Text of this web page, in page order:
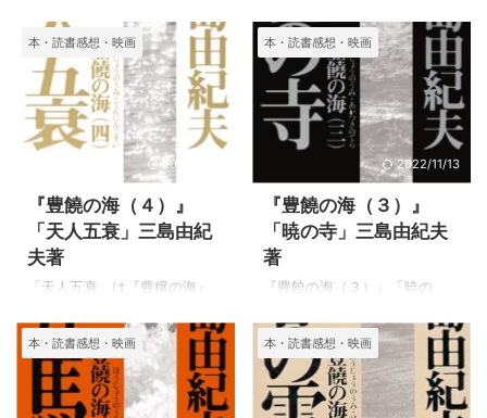
入れて、私たちに感動を与え
てくれるのですから、村上春
樹の文章力はさすがとしか言
いようがあり ...
まらないかもしれないが、と
ても自然に読める作品になっ
ていると思いながら読んだ。
読んでいる時 ...
き、村上春樹答えると言うか
たちのロングインタビューで
す。 年齢は違うものの２人と
も現代日本を代表するような
作家なので、どのような話が
聞けるかかなり期待して読み
始めましたが、かなりの文章
に面白く村上春樹という作家
の精神性や日常を掘り下げて
知ることができたことは、村
上春樹文学への理解を深める
代作家の中で一番多くの本を
読んでいるだろうと思ってい
ましたが、その中で読んでい
なかった本の話も出てきて、
んの妻の光成沢美さんが出会
いから結婚しての２人の生活
を書いています。 盲ろう者と
して初めて大学進学をした福
島智さんは前向きに学問を究
め、沢山の本を読んでご自分
が一番なりたかったという大
なります。 耳も聞こえず、光
さえ見えない福島智さんがど
のように生きてきたかは、
『ぼくの命は言葉と共にあ
分かるような気がします。 盲
ろう者であっても人並み外れ
た知識と強い精神力をもつ夫
との生活は楽しいことばかり
本・読書感想・映画
2022/11/17
『豊饒の海（４）』
「天人五衰」三島由紀
夫著
「天人五衰」は『豊穣の海』
収めた後割腹自決をします。
1970年（昭和45年）11月25
日、三島は陸上自衛隊市ヶ谷
駐屯地内東部方面総監部の総
本・読書感想・映画
2022/11/13
『豊饒の海（３）』
「暁の寺」三島由紀夫
著
『豊饒の海（３）』「暁の
小説「豊穣の海は、「春の
雪」「奔馬」「暁の寺」「天
人五衰」の全4巻で構成され
る、輪廻転生をテーマにした
本・読書感想・映画 本・読書感想・映画